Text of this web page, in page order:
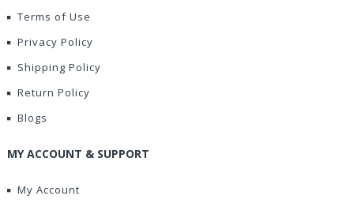
Terms of Use
Privacy Policy
Shipping Policy
Return Policy
Blogs
MY ACCOUNT & SUPPORT
My Account